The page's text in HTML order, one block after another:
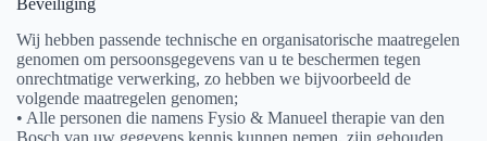
Beveiliging
Wij hebben passende technische en organisatorische maatregelen
genomen om persoonsgegevens van u te beschermen tegen
onrechtmatige verwerking, zo hebben we bijvoorbeeld de
volgende maatregelen genomen;
• Alle personen die namens Fysio & Manueel therapie van den